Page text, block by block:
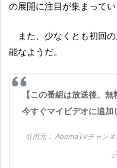
の展開に注目が集まってい
また、少なくとも初回の放送に関しては、無料で視聴が可
能なようだ。
【この番組は放送後、無料で何回でも見逃し視聴が可能！
今すぐマイビデオに追加
AbemaTVチャン